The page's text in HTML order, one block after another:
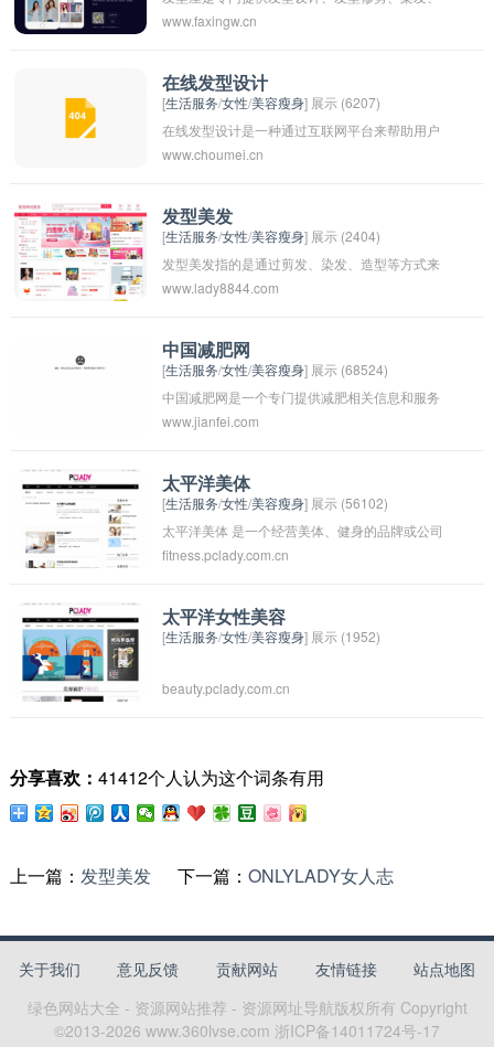
烫发等服务的美发店。顾客可以根据自己的喜好
业建议。发型屋通常会提供舒适的环境和周到的
服务，让顾客在美发的过程中感受愉悦和放松。
www.faxingw.cn
在线发型设计
[生活服务/女性/美容瘦身] 展示 (6207)
在线发型设计是一种通过互联网平台来帮助用户
找到适合自己的发型的服务。用户可以在网上浏
型、发质等因素推荐的发型。一些在线发型设计
平台还提供虚拟试发型的功能，让用户可以在网
上试验不同的发型，以便更好地决定自己适合哪
种发型。通过在线发型设计，用户可以更方便地
时尚。
www.choumei.cn
发型美发
[生活服务/女性/美容瘦身] 展示 (2404)
发型美发指的是通过剪发、染发、造型等方式来
打造个人的发型，使其更加具有美感和个性感。
域，也是许多人追求时尚和美丽的重要途径之
一。在发型美发的过程中，发型师会根据顾客的
脸型、肤色、发质和个人喜好等多方面因素来设
计和打造适合的发型，让顾客在外观上更加自信
业，有着广阔的市场和发展空间，也是一个许多
人向往的职业选择之一。
www.lady8844.com
中国减肥网
[生活服务/女性/美容瘦身] 展示 (68524)
中国减肥网是一个专门提供减肥相关信息和服务
的网站。该网站可能包括减肥知识、健身计划、
减肥和保持健康身材。用户可以通过该网站获取
减肥指导和交流经验，以达到减肥目的。
www.jianfei.com
太平洋美体
[生活服务/女性/美容瘦身] 展示 (56102)
太平洋美体 是一个经营美体、健身的品牌或公司
的名称。可能提供各种美体服务，如按摩、瑜
和美丽的形象。这样的品牌通常会注重从内到外
的全面美体护理，让顾客在健康的同时也能拥有
fitness.pclady.com.cn
太平洋女性美容
[生活服务/女性/美容瘦身] 展示 (1952)
beauty.pclady.com.cn
分享喜欢： 41412个人认为这个词条有用
上一篇： 发型美发 下一篇： ONLYLADY女人志
关于我们 意见反馈 贡献网站 友情链接
站点地图
绿色网站大全 - 资源网站推荐 - 资源网址导航版权所有 Copyright
©2013-2026 www.360lvse.com 浙ICP备14011724号-17